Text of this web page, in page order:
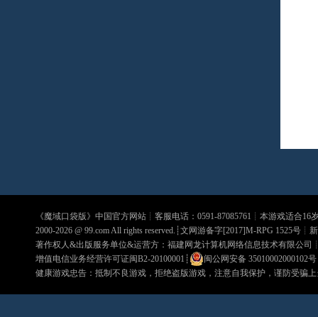
《魔域口袋版》中国官方网站┊客服电话：0591-87085761┊本游戏适合16
2000-2026 @ 99.comAll rights reserved.┊文网游备字[2017]M-RPG 1525号┊
著作权人&出版服务单位&运营方：福建网龙计算机网络信息技术有限公司
增值电信业务经营许可证闽B2-20100001 ┊ 闽公网安备 35010002000102号
健康游戏忠告：抵制不良游戏，拒绝盗版游戏，注意自我保护，谨防受骗